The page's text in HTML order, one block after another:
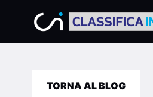
TORNA AL BLOG